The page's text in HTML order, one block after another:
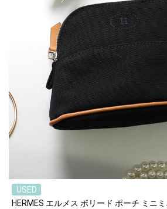
USED
HERMES エルメス ボリード ポーチ ミニ